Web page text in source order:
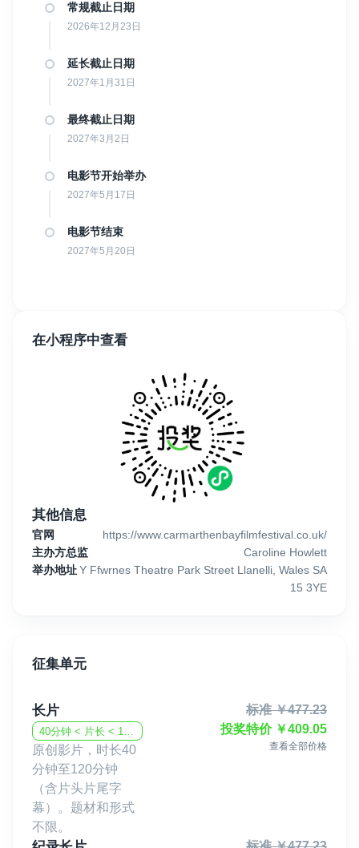
130 部影片，无论您提交的是短片还是长片，都有机会在影院大银
幕上与观众见面。
CBFF 由电影人创办，也服务于电影人。无论您是刚刚踏入影视行
为您提供真正有价值的交流机会。电影节期间将举办丰富的行业活
动，包括：
电影人交流酒会（Networking）
流）
行业嘉宾问答（Q&A）
除线下电影节外，入选影片还将在电影节官方线上平台进行展映，
部分论坛及活动也将同步进行线上直播，方便全球观众共同参与。
常规截止日期
2026年12月23日
延长截止日期
2027年1月31日
最终截止日期
2027年3月2日
电影节开始举办
2027年5月17日
电影节结束
2027年5月20日
在小程序中查看
其他信息
官网
https://www.carmarthenbayfilmfestival.co.uk/
主办方总监
Caroline Howlett
举办地址Y Ffwrnes Theatre Park Street Llanelli, Wales SA
15 3YE
征集单元
长片
原创影片，时长40
分钟至120分钟
（含片头片尾字
幕）。题材和形式
不限。
标准￥477.23
投奖特价￥409.05
查看全部价格